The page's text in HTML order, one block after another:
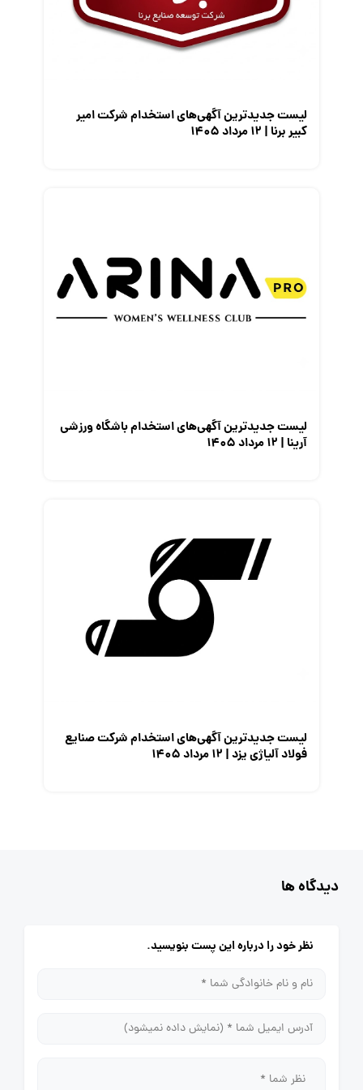
معرفی متخصصان منابع انسانی
لیست جدیدترین آگهی‌های استخدام شرکت امیر
کبیر برنا | ۱۲ مرداد ۱۴۰۵
لیست جدیدترین آگهی‌های استخدام باشگاه ورزشی
آرینا | ۱۲ مرداد ۱۴۰۵
لیست جدیدترین آگهی‌های استخدام شرکت صنایع
فولاد آلیاژی یزد | ۱۲ مرداد ۱۴۰۵
دیدگاه ها
نظر خود را درباره این پست بنویسید.